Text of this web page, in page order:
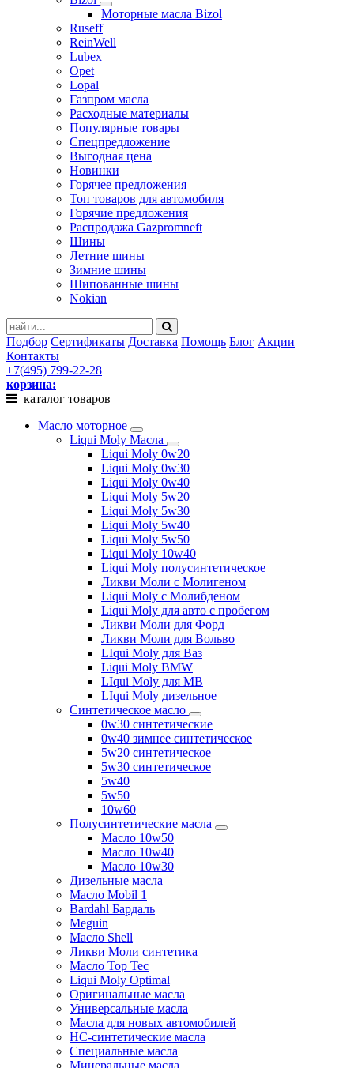
Моторные масла Bizol
Ruseff
ReinWell
Lubex
Opet
Lopal
Газпром масла
Расходные материалы
Популярные товары
Спецпредложение
Выгодная цена
Новинки
Горячее предложения
Топ товаров для автомобиля
Горячие предложения
Распродажа Gazpromneft
Шины
Летние шины
Зимние шины
Шипованные шины
Nokian
Подбор Сертификаты Доставка Помощь Блог Акции
Контакты
+7(495) 799-22-28
корзина:
каталог товаров
Масло моторное
Liqui Moly Масла
Liqui Moly 0w20
Liqui Moly 0w30
Liqui Moly 0w40
Liqui Moly 5w20
Liqui Moly 5w30
Liqui Moly 5w40
Liqui Moly 5w50
Liqui Moly 10w40
Liqui Moly полусинтетическое
Ликви Моли с Молигеном
Liqui Moly с Молибденом
Liqui Moly для авто с пробегом
Ликви Моли для Форд
Ликви Моли для Вольво
LIqui Moly для Ваз
Liqui Moly BMW
LIqui Moly для MB
LIqui Moly дизельное
Синтетическое масло
0w30 синтетические
0w40 зимнее синтетическое
5w20 синтетическое
5w30 синтетическое
5w40
5w50
10w60
Полусинтетические масла
Масло 10w50
Масло 10w40
Масло 10w30
Дизельные масла
Масло Mobil 1
Bardahl Бардаль
Meguin
Масло Shell
Ликви Моли синтетика
Масло Top Tec
Liqui Moly Optimal
Оригинальные масла
Универсальные масла
Масла для новых автомобилей
HC-синтетические масла
Специальные масла
Минеральные масла